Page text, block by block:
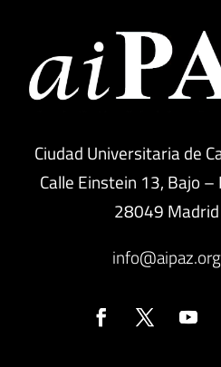
Ciudad Universitaria de
Calle Einstein 13, Bajo –
28049 Madrid
info@aipaz.org